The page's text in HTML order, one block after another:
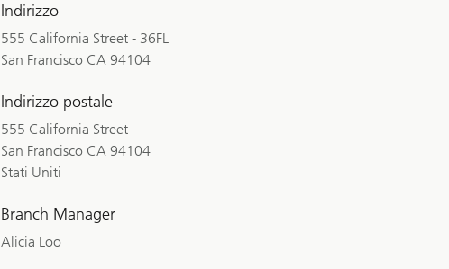
Indirizzo
555 California Street - 36FL
San Francisco CA 94104
Indirizzo postale
555 California Street
San Francisco CA 94104
Stati Uniti
Branch Manager
Alicia Loo